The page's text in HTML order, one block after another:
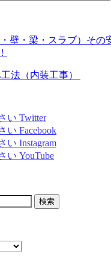
壁・梁・スラブ）その
法（内装工事）